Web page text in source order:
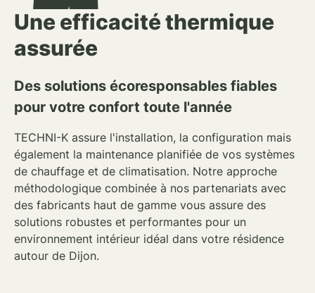
Une efficacité thermique
assurée
Des solutions écoresponsables fiables
pour votre confort toute l'année
TECHNI-K assure l'installation, la configuration mais
également la maintenance planifiée de vos systèmes
de chauffage et de climatisation. Notre approche
méthodologique combinée à nos partenariats avec
des fabricants haut de gamme vous assure des
solutions robustes et performantes pour un
environnement intérieur idéal dans votre résidence
autour de Dijon.